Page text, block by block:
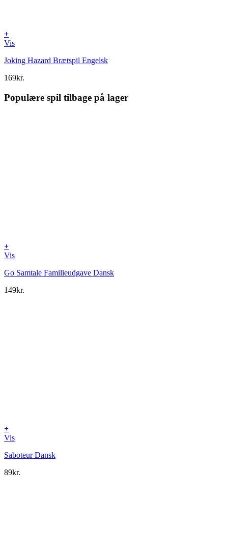
+
Vis
Joking Hazard Brætspil Engelsk
169kr.
Populære spil tilbage på lager
+
Vis
Go Samtale Familieudgave Dansk
149kr.
+
Vis
Saboteur Dansk
89kr.